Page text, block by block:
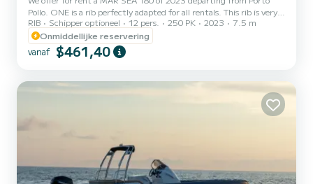
Pollo. ONE is a rib perfectly adapted for all rentals. This rib is very
pleasant to handle for a week cruise or more. You are guaranteed to
spend an exceptional day or week on this 8 meter boat. The
capacity of this boat is passengers. U kunt uw reserveringsaanvraag
naar ons sturen op SamBoat!
RIB Schipper optioneel 12 pers. 250 PK 2023
7.5 m
Onmiddellijke reservering
vanaf $461,40